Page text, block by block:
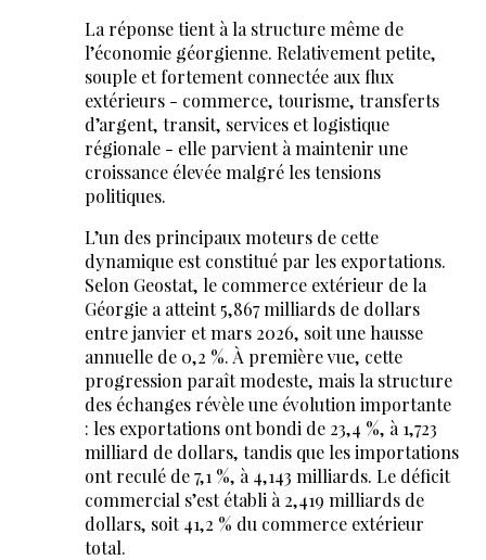
La réponse tient à la structure même de
l’économie géorgienne. Relativement petite,
souple et fortement connectée aux flux
extérieurs - commerce, tourisme, transferts
d’argent, transit, services et logistique
régionale - elle parvient à maintenir une
croissance élevée malgré les tensions
politiques.
L’un des principaux moteurs de cette
dynamique est constitué par les exportations.
Selon Geostat, le commerce extérieur de la
Géorgie a atteint 5,867 milliards de dollars
entre janvier et mars 2026, soit une hausse
annuelle de 0,2 %. À première vue, cette
progression paraît modeste, mais la structure
des échanges révèle une évolution importante
: les exportations ont bondi de 23,4 %, à 1,723
milliard de dollars, tandis que les importations
ont reculé de 7,1 %, à 4,143 milliards. Le déficit
commercial s’est établi à 2,419 milliards de
dollars, soit 41,2 % du commerce extérieur
total.